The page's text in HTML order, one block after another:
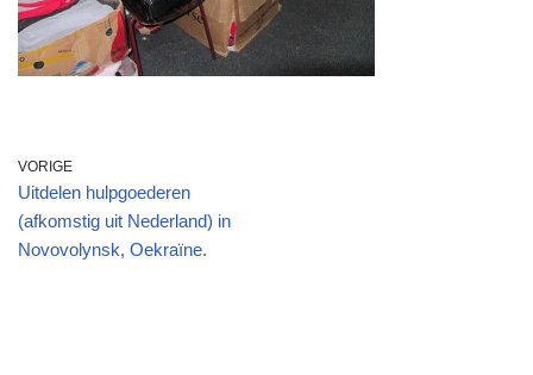
VORIGE
Uitdelen hulpgoederen
(afkomstig uit Nederland) in
Novovolynsk, Oekraïne.